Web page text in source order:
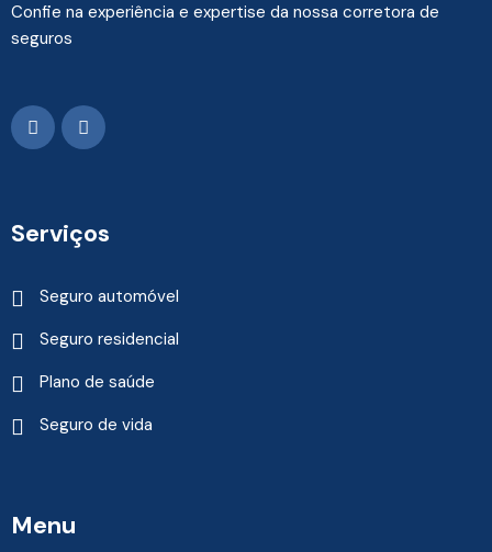
Confie na experiência e expertise da nossa corretora de
seguros
Serviços
Seguro automóvel
Seguro residencial
Plano de saúde
Seguro de vida
Menu